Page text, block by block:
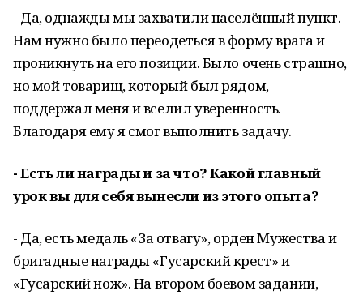
- Да, однажды мы захватили населённый пункт.
Нам нужно было переодеться в форму врага и
проникнуть на его позиции. Было очень страшно,
но мой товарищ, который был рядом,
поддержал меня и вселил уверенность.
Благодаря ему я смог выполнить задачу.
- Есть ли награды и за что? Какой главный
урок вы для себя вынесли из этого опыта?
- Да, есть медаль «За отвагу», орден Мужества и
бригадные награды «Гусарский крест» и
«Гусарский нож». На втором боевом задании,